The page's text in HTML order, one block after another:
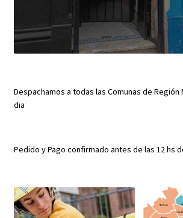
Despachamos a todas las Comunas de
dia
Pedido y Pago confirmado antes de las 12 hs